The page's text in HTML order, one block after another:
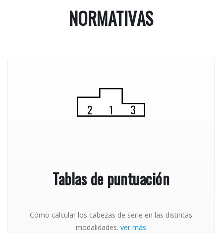
NORMATIVAS
Tablas de puntuación
Cómo calcular los cabezas de serie en las distintas
modalidades. ver más